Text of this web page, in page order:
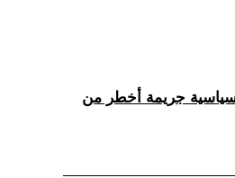
جريمة أخطر من